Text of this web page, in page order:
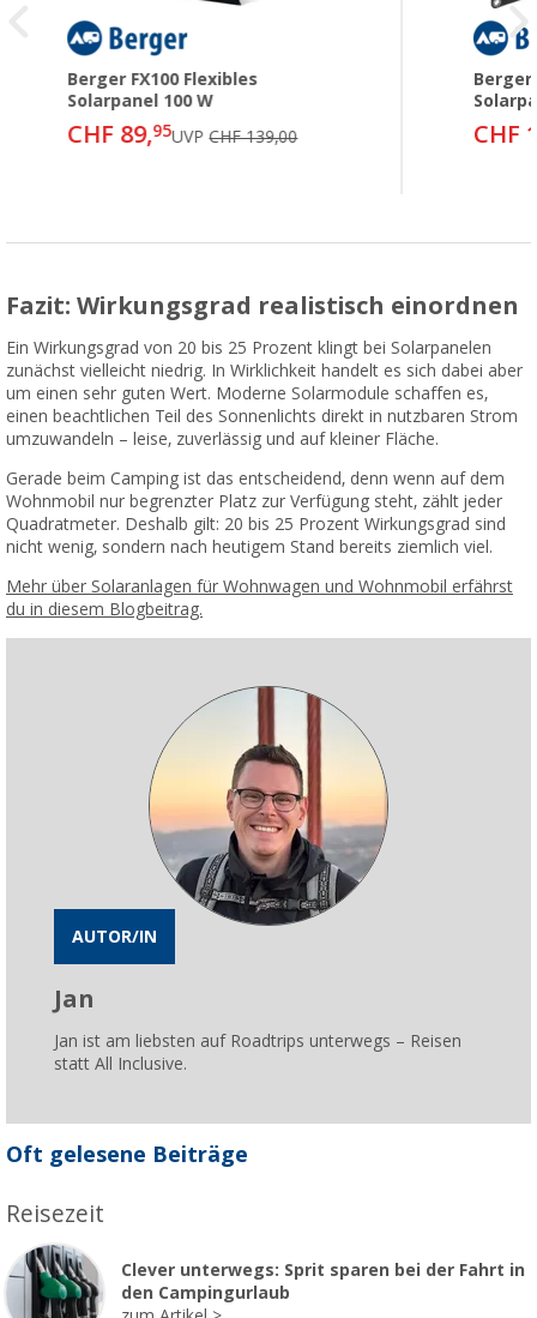
Berger FX100 Flexibles
Solarpanel 100 W
CHF 89,95UVPCHF 139,00
Berger
CHF
Fazit: Wirkungsgrad realistisch einordnen
Ein Wirkungsgrad von 20 bis 25 Prozent klingt bei Solarpanelen
zunächst vielleicht niedrig. In Wirklichkeit handelt es sich dabei aber
um einen sehr guten Wert. Moderne Solarmodule schaffen es,
einen beachtlichen Teil des Sonnenlichts direkt in nutzbaren Strom
umzuwandeln – leise, zuverlässig und auf kleiner Fläche.
Gerade beim Camping ist das entscheidend, denn wenn auf dem
Wohnmobil nur begrenzter Platz zur Verfügung steht, zählt jeder
Quadratmeter. Deshalb gilt: 20 bis 25 Prozent Wirkungsgrad sind
nicht wenig, sondern nach heutigem Stand bereits ziemlich viel.
Mehr über Solaranlagen für Wohnwagen und Wohnmobil erfährst
du in diesem Blogbeitrag.
AUTOR/IN
Jan
Jan ist am liebsten auf Roadtrips unterwegs – Reisen
statt All Inclusive.
Oft gelesene Beiträge
Reisezeit
Clever unterwegs: Sprit sparen bei der Fahrt in
den Campingurlaub